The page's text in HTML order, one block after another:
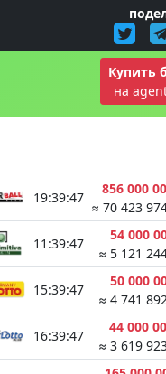
Купить
на
19:39:47
856 000
≈ 70 423
11:39:47
54 000
≈ 5 121
15:39:47
50 000
≈ 4 741
16:39:47
44 000
≈ 3 619